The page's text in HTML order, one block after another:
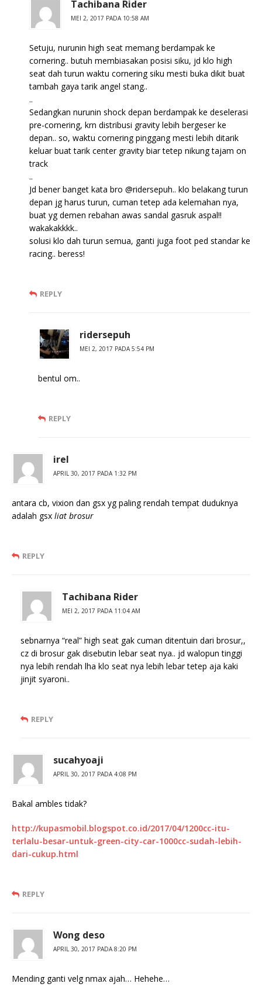
Tachibana Rider
MEI 2, 2017 PADA 10:58 AM
Setuju, nurunin high seat memang berdampak ke
cornering.. butuh membiasakan posisi siku, jd klo high
seat dah turun waktu cornering siku mesti buka dikit buat
tambah gaya tarik angel stang..
..
Sedangkan nurunin shock depan berdampak ke deselerasi
pre-cornering, krn distribusi gravity lebih bergeser ke
depan.. so, waktu cornering pinggang mesti lebih ditarik
keluar buat tarik center gravity biar tetep nikung tajam on
track
..
Jd bener banget kata bro @ridersepuh.. klo belakang turun
depan jg harus turun, cuman tetep ada kelemahan nya,
buat yg demen rebahan awas sandal gasruk aspal!!
wakakakkkk..
solusi klo dah turun semua, ganti juga foot ped standar ke
racing.. beress!
REPLY
ridersepuh
MEI 2, 2017 PADA 5:54 PM
bentul om..
REPLY
irel
APRIL 30, 2017 PADA 1:32 PM
antara cb, vixion dan gsx yg paling rendah tempat duduknya
adalah gsx liat brosur
REPLY
Tachibana Rider
MEI 2, 2017 PADA 11:04 AM
sebnarnya “real” high seat gak cuman ditentuin dari brosur,,
cz di brosur gak disebutin lebar seat nya.. jd walopun tinggi
nya lebih rendah lha klo seat nya lebih lebar tetep aja kaki
jinjit syaroni..
REPLY
sucahyoaji
APRIL 30, 2017 PADA 4:08 PM
Bakal ambles tidak?
http://kupasmobil.blogspot.co.id/2017/04/1200cc-itu-
terlalu-besar-untuk-green-city-car-1000cc-sudah-lebih-
dari-cukup.html
REPLY
Wong deso
APRIL 30, 2017 PADA 8:20 PM
Mending ganti velg nmax ajah… Hehehe…